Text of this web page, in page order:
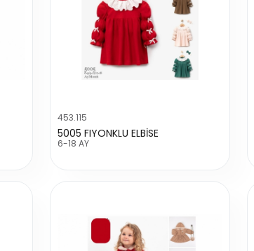
453.115
5005 FIYONKLU ELBİSE
6-18 AY